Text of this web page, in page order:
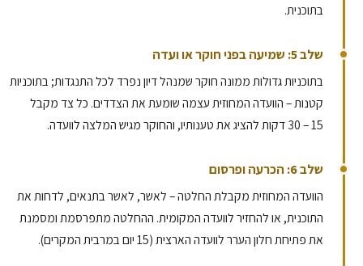
בתוכנית.
שלב 5: שמיעה בפני חוקר או ועדה
בתוכניות גדולות ממונה חוקר שמנהל דיון נפרד לכל התנגדות; בתוכניות
קטנות – הוועדה המחוזית עצמה שומעת את הצדדים. כל צד מקבל
30 – 15 דקות להציג את טענותיו, והחוקר מגיש המלצה לוועדה.
שלב 6: הכרעה ופרסום
הוועדה המחוזית מקבלת החלטה – לאשר, לאשר בתנאים, לדחות את
התוכנית, או להחזיר לוועדה המקומית. ההחלטה מתפרסמת ומסמנת
את פתיחת חלון הערר לוועדה הארצית (15 יום במרבית המקרים).